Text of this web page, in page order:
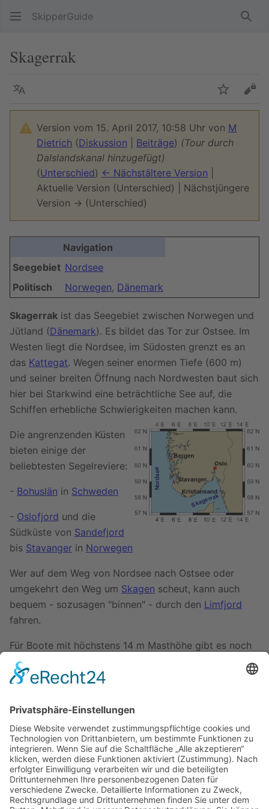
SkipperGuide
Skagerrak
Sprache
Version vom 15. April 2017, 10:58 Uhr von M
Dietrich (Diskussion Beiträge) (Tour durch
Dalslandskanal hinzugefügt)
(Unterschied) ← Nächstältere Version
Aktuelle Version (Unterschied) | Nächstjüngere
Version → (Unterschied)
Navigation
Seegebiet Nordsee
Politisch
Norwegen, Dänemark
Skagerrak ist das Seegebiet zwischen Norwegen und
Jütland (Dänemark). Es bildet das Tor zur Ostsee. Im
Westen liegt die Nordsee, im Südosten grenzt es an
das Kattegat. Wegen seiner enormen Tiefe (600 m)
und seiner breiten Öffnung nach Nordwesten baut sich
hier bei Starkwind eine beträchtliche See auf, die
Schiffen erhebliche Schwierigkeiten machen kann.
Die angrenzenden Küsten
bieten einige der
beliebtesten Segelreviere:
- Bohuslän in Schweden
- Oslofjord und die
Südküste von Sandefjord
bis Stavanger in Norwegen
Wer auf dem Weg von Nordsee nach Ostsee oder
umgekehrt den Weg um Skagen scheut, kann auch
bequem - sozusagen "binnen" - durch den Limfjord
fahren.
Für Boote mit höchstens 14 m Masthöhe gibt es noch
eine exotische Anschlussroute: In
Boot auf LKW verladen werden und 30 km
wieder zu Wasser gelassen befindet es sich im
Dalslandskanal, auf dessen Seen- und
Schhleusensystem man den Vänernerreicht und über
denTrollhättekanalwieder das Kattegat.
Zuletzt bearbeitet vor 9 JahrenvonM Dietrich